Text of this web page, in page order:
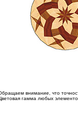
внимание, что
гамма любых